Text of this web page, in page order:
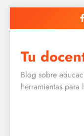
Tu
Blog sobre
herramientas para